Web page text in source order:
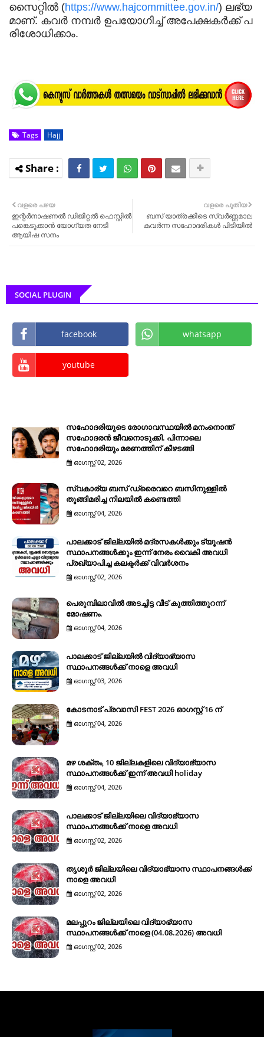
സൈ​റ്റി​ൽ (https://www.hajcommittee.gov.in/) ല​ഭ്യ​
മാ​ണ്. ക​വ​ർ ന​മ്പ​ർ ഉ​പ​യോ​ഗി​ച്ച് അ​പേ​ക്ഷ​ക​ർ​ക്ക് പ​
രി​ശോ​ധി​ക്കാം.
Tags Hajj
വളരെ പുതിയ
ബസ് യാത്രക്കിടെ സ്വർണ്ണമാല
കവർന്ന സഹോദരികൾ പിടിയിൽ
വളരെ പഴയ
ഇന്റർനാഷണൽ ഡിജിറ്റൽ ഫെസ്റ്റിൽ
പങ്കെടുക്കാൻ യോഗ്യത നേടി
ആയിഷ സനം
SOCIAL PLUGIN
facebook whatsapp
youtube
സഹോദരിയുടെ രോഗാവസ്ഥയിൽ മനംനൊന്ത്
സഹോദരൻ ജീവനൊടുക്കി. പിന്നാലെ
സഹോദരിയും മരണത്തിന് കീഴടങ്ങി
ഓഗസ്റ്റ് 02, 2026
സ്വകാര്യ ബസ് ഡ്രൈവറെ ബസിനുള്ളിൽ
തൂങ്ങിമരിച്ച നിലയിൽ കണ്ടെത്തി
ഓഗസ്റ്റ് 04, 2026
പാലക്കാട് ജില്ലയിൽ മദ്രസകൾക്കും ട്യൂഷൻ
സ്ഥാപനങ്ങൾക്കും ഇന്ന് നേരം വൈകി അവധി
പ്രഖ്യാപിച്ച കലക്ടർക്ക് വിവർശനം
ഓഗസ്റ്റ് 02, 2026
പെരുമ്പിലാവിൽ അടച്ചിട്ട വീട് കുത്തിത്തുറന്ന്
മോഷണം.
ഓഗസ്റ്റ് 04, 2026
പാലക്കാട് ജില്ലയിൽ വിദ്യാഭ്യാസ
സ്ഥാപനങ്ങൾക്ക് നാളെ അവധി
ഓഗസ്റ്റ് 03, 2026
കോടനാട് പ്രവാസി FEST 2026 ഓഗസ്റ്റ് 16 ന്
ഓഗസ്റ്റ് 04, 2026
മഴ ശക്തം, 10 ജില്ലകളിലെ വിദ്യാഭ്യാസ
സ്ഥാപനങ്ങൾക്ക് ഇന്ന് അവധി holiday
ഓഗസ്റ്റ് 04, 2026
പാലക്കാട് ജില്ലയിലെ വിദ്യാഭ്യാസ
സ്ഥാപനങ്ങൾക്ക് നാളെ അവധി
ഓഗസ്റ്റ് 02, 2026
തൃശൂർ ജില്ലയിലെ വിദ്യാഭ്യാസ സ്ഥാപനങ്ങൾക്ക്
നാളെ അവധി
ഓഗസ്റ്റ് 02, 2026
മലപ്പുറം ജില്ലയിലെ വിദ്യാഭ്യാസ
സ്ഥാപനങ്ങൾക്ക് നാളെ (04.08.2026) അവധി
ഓഗസ്റ്റ് 02, 2026